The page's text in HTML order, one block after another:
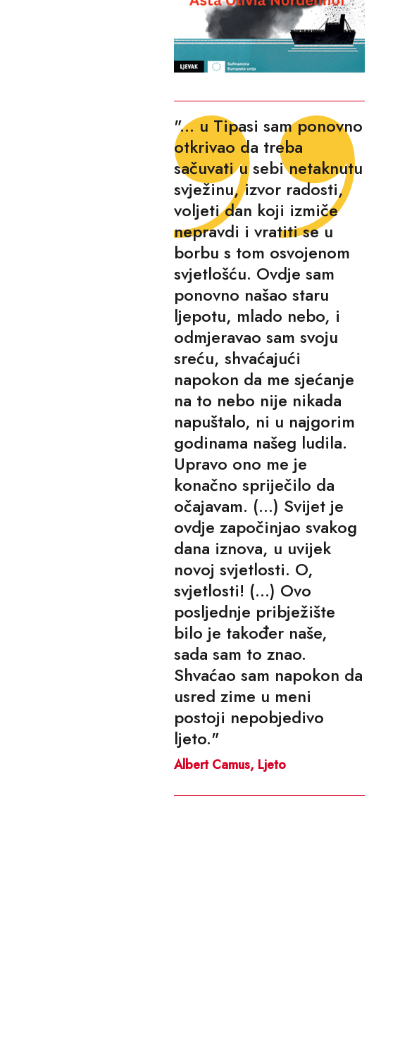
"... u Tipasi sam ponovno
otkrivao da treba
sačuvati u sebi netaknutu
svježinu, izvor radosti,
voljeti dan koji izmiče
nepravdi i vratiti se u
borbu s tom osvojenom
svjetlošću. Ovdje sam
ponovno našao staru
ljepotu, mlado nebo, i
odmjeravao sam svoju
sreću, shvaćajući
napokon da me sjećanje
na to nebo nije nikada
napuštalo, ni u najgorim
godinama našeg ludila.
Upravo ono me je
konačno spriječilo da
očajavam. (...) Svijet je
ovdje započinjao svakog
dana iznova, u uvijek
novoj svjetlosti. O,
svjetlosti! (...) Ovo
posljednje pribježište
bilo je također naše,
sada sam to znao.
Shvaćao sam napokon da
usred zime u meni
postoji nepobjedivo
ljeto."
Albert Camus, Ljeto